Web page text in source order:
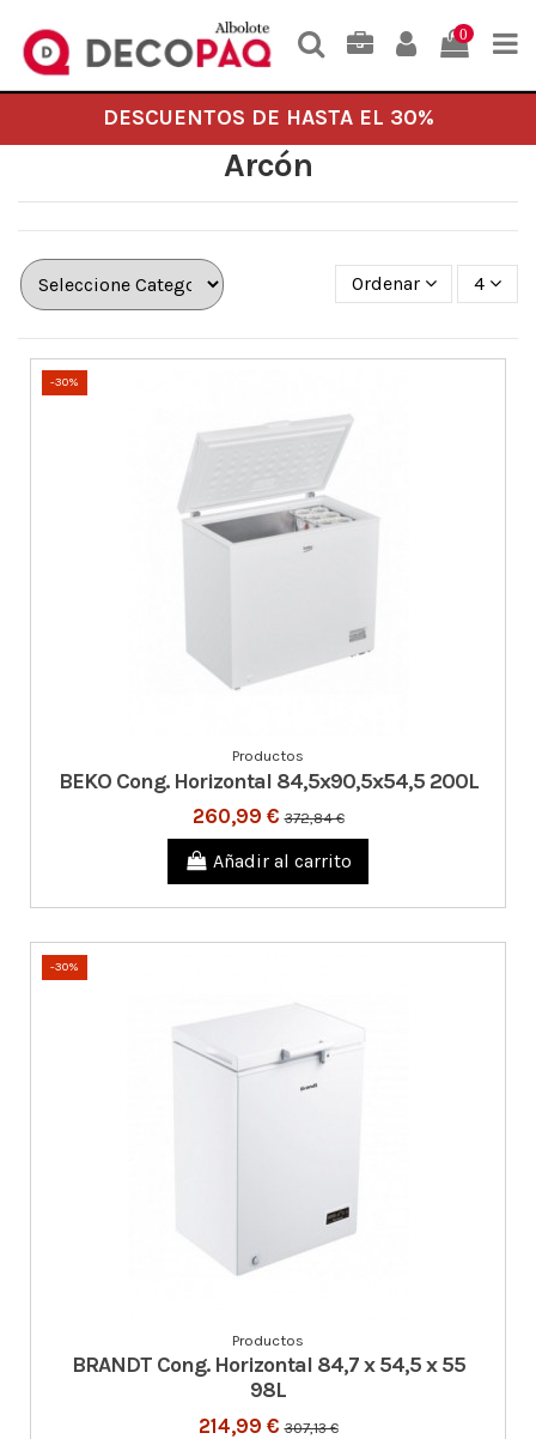
0
DESCUENTOS DE HASTA EL 30%
Arcón
Ordenar 4
-30%
Productos
BEKO Cong. Horizontal 84,5x90,5x54,5 200L
260,99 €372,84 €
Añadir al carrito
-30%
Productos
BRANDT Cong. Horizontal 84,7 x 54,5 x 55
98L
214,99 €307,13 €